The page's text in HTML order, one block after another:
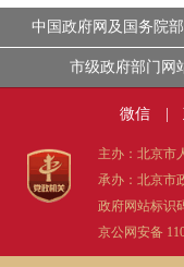
中国政府网及国务院
市级政府部门网
微信
主办：北京市
承办：北京市
政府网站标识
京公网安备